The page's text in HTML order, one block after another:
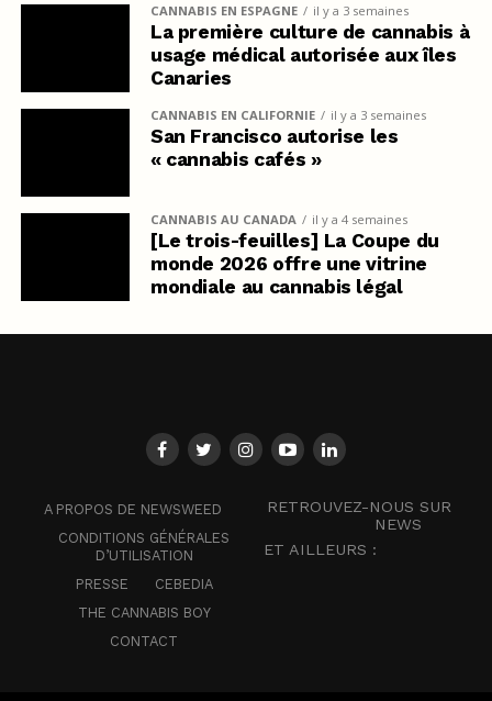
CANNABIS EN ESPAGNE il y a 3 semaines
La première culture de cannabis à
usage médical autorisée aux îles
Canaries
CANNABIS EN CALIFORNIE il y a 3 semaines
San Francisco autorise les
« cannabis cafés »
CANNABIS AU CANADA il y a 4 semaines
[Le trois-feuilles] La Coupe du
monde 2026 offre une vitrine
mondiale au cannabis légal
A PROPOS DE NEWSWEED
CONDITIONS GÉNÉRALES
D’UTILISATION
PRESSE
CEBEDIA
THE CANNABIS BOY
CONTACT
RETROUVEZ-NOUS SUR
NEWS
ET AILLEURS :